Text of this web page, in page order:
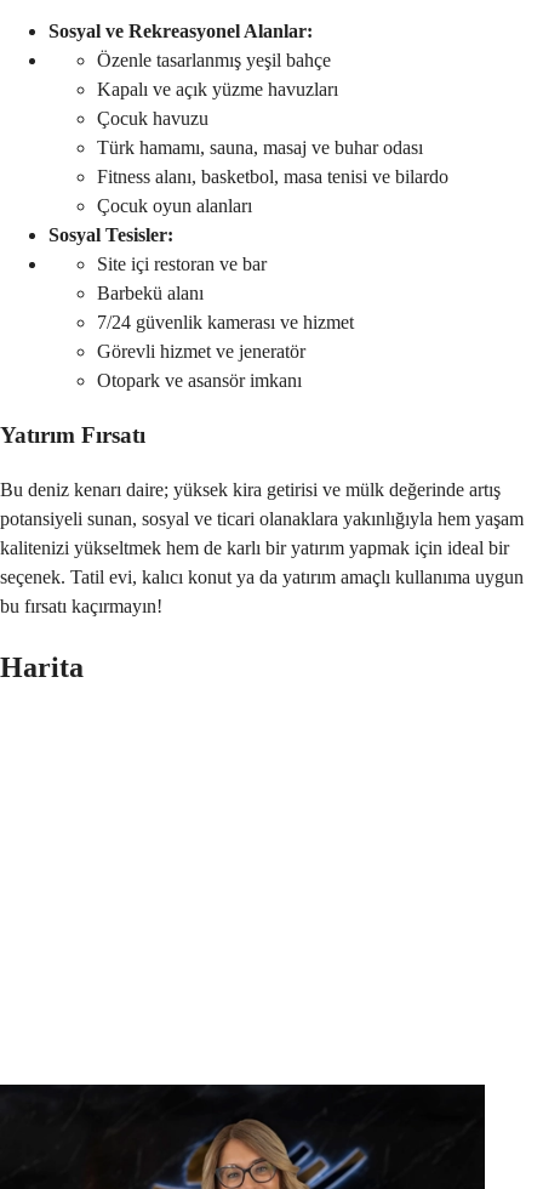
Sosyal ve Rekreasyonel Alanlar:
Özenle tasarlanmış yeşil bahçe
Kapalı ve açık yüzme havuzları
Çocuk havuzu
Türk hamamı, sauna, masaj ve buhar odası
Fitness alanı, basketbol, masa tenisi ve bilardo
Çocuk oyun alanları
Sosyal Tesisler:
Site içi restoran ve bar
Barbekü alanı
7/24 güvenlik kamerası ve hizmet
Görevli hizmet ve jeneratör
Otopark ve asansör imkanı
Yatırım Fırsatı
Bu deniz kenarı daire; yüksek kira getirisi ve mülk değerinde artış
potansiyeli sunan, sosyal ve ticari olanaklara yakınlığıyla hem yaşam
kalitenizi yükseltmek hem de karlı bir yatırım yapmak için ideal bir
seçenek. Tatil evi, kalıcı konut ya da yatırım amaçlı kullanıma uygun
bu fırsatı kaçırmayın!
Harita